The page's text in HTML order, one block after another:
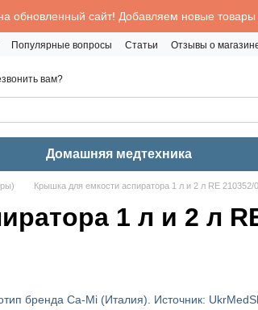
обновленный сайт! Добавляем новые
Популярные вопросы Статьи Отзывы о
вам?
Домашняя медтехника
Крышка для емкости аспиратора 1 л и 2 л RE 210352/
1 л и 2 л